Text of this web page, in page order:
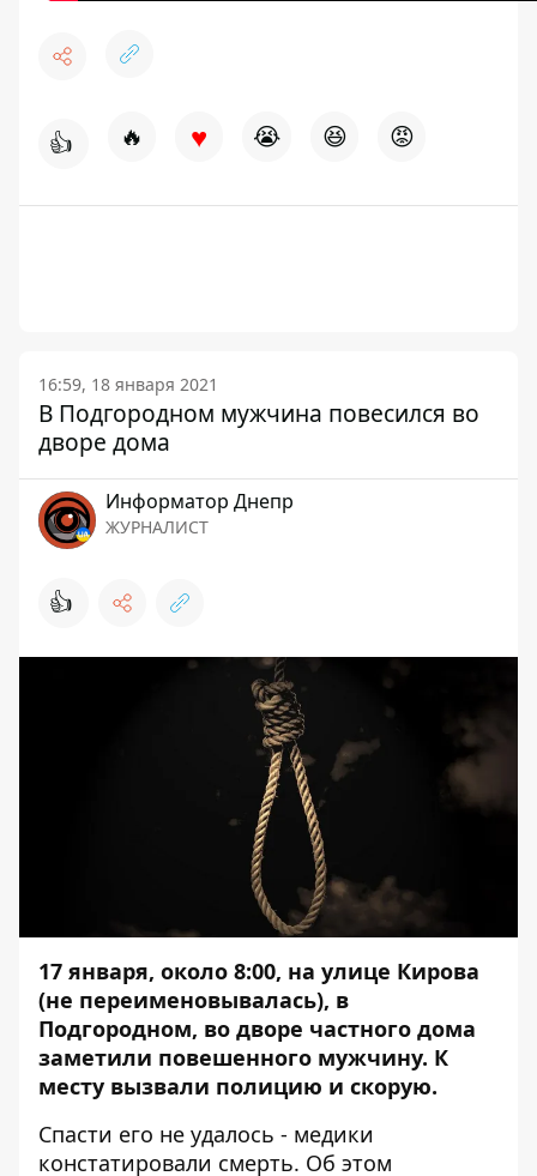
👍 🔥 ♥ 😭 😆 😡
16:59, 18 января 2021
В Подгородном мужчина повесился во
дворе дома
Информатор Днепр
ЖУРНАЛИСТ
👍
17 января, около 8:00, на улице Кирова
(не переименовывалась), в
Подгородном, во дворе частного дома
заметили повешенного мужчину. К
месту вызвали полицию и скорую.
Спасти его не удалось - медики
констатировали смерть. Об этом